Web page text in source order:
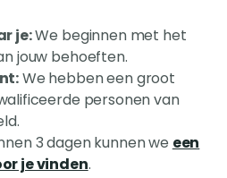
je:We beginnen met het
jouw behoeften.
We hebben een groot
personen van
3 dagen kunnen we een
je vinden.